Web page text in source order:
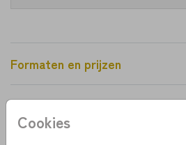
Cookies
Formaten en prijzen
Productinformatie